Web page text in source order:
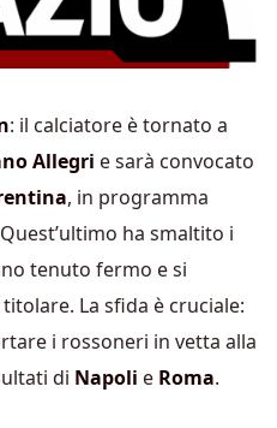
: il calciatore è tornato a
Allegri e sarà convocato
, in programma
ha smaltito i
tenuto fermo e si
La sfida è cruciale:
i rossoneri in vetta alla
di Napoli e Roma.